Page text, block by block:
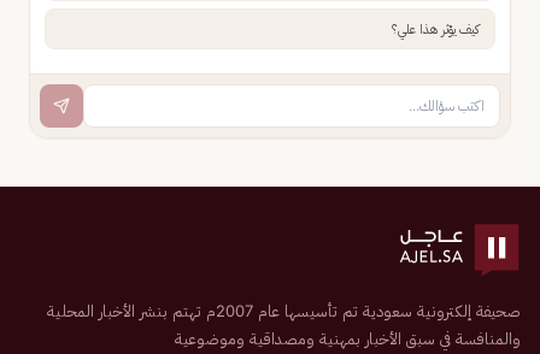
كيف يؤثر هذا علي؟
صحيفة إلكترونية سعودية تم تأسيسها عام 2007م تهتم بنشر الأخبار المحلية
والمنافسة في سبق الأخبار بمهنية ومصداقية وموضوعية